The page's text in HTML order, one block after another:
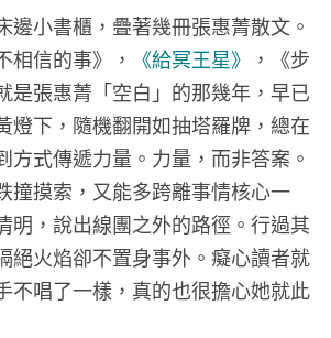
邊小書櫃，疊著幾冊張惠菁散文。
相信的事》，
《給冥王星》
，《步
張惠菁「空白」的那幾年，早已
燈下，隨機翻開如抽塔羅牌，總在
方式傳遞力量。力量，而非答案。
撞摸索，又能多跨離事情核心一
明，說出線團之外的路徑。行過其
絕火焰卻不置身事外。癡心讀者就
不唱了一樣，真的也很擔心她就此